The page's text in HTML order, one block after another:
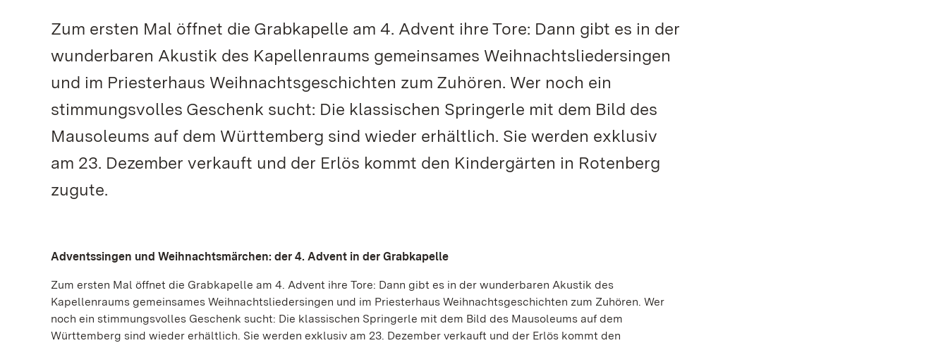
Zum ersten Mal öffnet die Grabkapelle am 4. Advent ihre Tore: Dann gibt es in der
wunderbaren Akustik des Kapellenraums gemeinsames Weihnachtsliedersingen
und im Priesterhaus Weihnachtsgeschichten zum Zuhören. Wer noch ein
stimmungsvolles Geschenk sucht: Die klassischen Springerle mit dem Bild des
Mausoleums auf dem Württemberg sind wieder erhältlich. Sie werden exklusiv
am 23. Dezember verkauft und der Erlös kommt den Kindergärten in Rotenberg
zugute.
Adventssingen und Weihnachtsmärchen: der 4. Advent in der Grabkapelle
Zum ersten Mal öffnet die Grabkapelle am 4. Advent ihre Tore: Dann gibt es in der wunderbaren Akustik des
Kapellenraums gemeinsames Weihnachtsliedersingen und im Priesterhaus Weihnachtsgeschichten zum Zuhören. Wer
noch ein stimmungsvolles Geschenk sucht: Die klassischen Springerle mit dem Bild des Mausoleums auf dem
Württemberg sind wieder erhältlich. Sie werden exklusiv am 23. Dezember verkauft und der Erlös kommt den